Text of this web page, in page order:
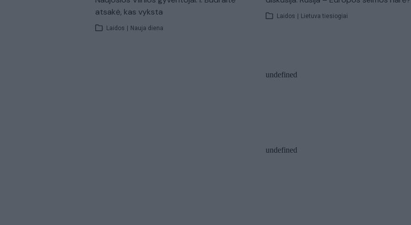
atsakė, kas vyksta
Laidos | Nauja diena
Laidos | Lietuva tiesiogiai